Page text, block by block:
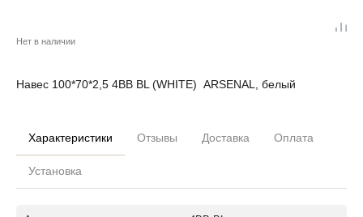
Нет в наличии
Навес 100*70*2,5 4ВВ BL (WHITE) ARSENAL, белый
Характеристики Отзывы Доставка Оплата
Установка